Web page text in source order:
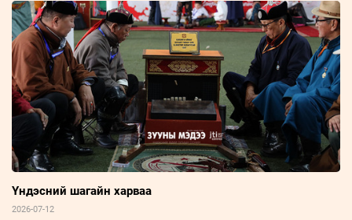
Үндэсний шагайн харваа
2026-07-12